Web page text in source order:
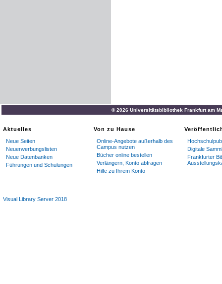
© 2026 Universitätsbibliothek Frankfurt am
Aktuelles
Neue Seiten
Neuerwerbungslisten
Neue Datenbanken
Führungen und Schulungen
Von zu Hause
Online-Angebote außerhalb des
Campus nutzen
Bücher online bestellen
Verlängern, Konto abfragen
Hilfe zu Ihrem Konto
Digitale
Frankfurter
Visual Library Server 2018